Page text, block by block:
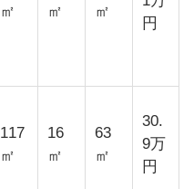
㎡
㎡
㎡
円
117
㎡
16
㎡
63
㎡
30.
9万
円